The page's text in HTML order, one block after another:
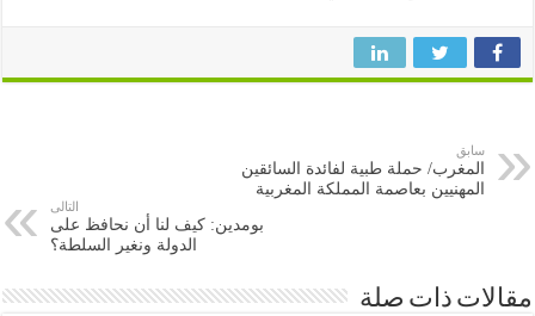
المغرب/ حملة طبية لفائدة السائقين
المهنيين بعاصمة المملكة المغربية
بومدين: كيف لنا أن نحافظ على
الدولة ونغير السلطة؟
ذات صلة